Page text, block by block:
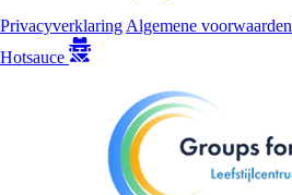
Privacyverklaring Algemene voorwaarden
Hotsauce